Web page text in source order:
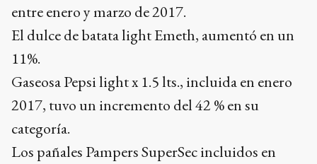
entre enero y marzo de 2017.
El dulce de batata light Emeth, aumentó en un
11%.
Gaseosa Pepsi light x 1.5 lts., incluida en enero
2017, tuvo un incremento del 42 % en su
categoría.
Los pañales Pampers SuperSec incluidos en